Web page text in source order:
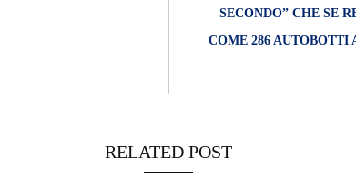
SECONDO” CHE SE
COME 286 AUTOBOTTI
RELATED POST